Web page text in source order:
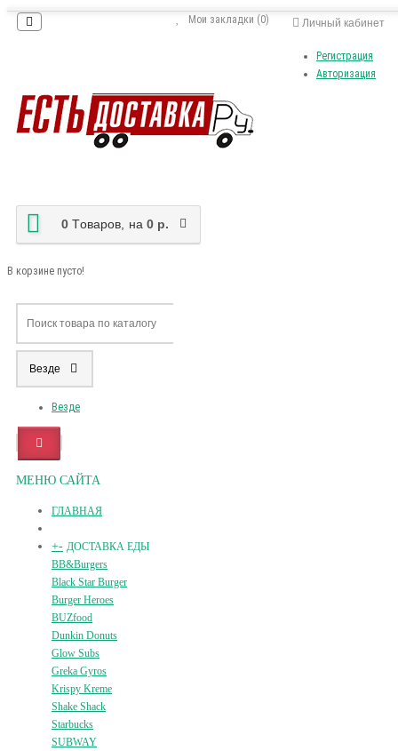
Личный кабинет
Регистрация
Авторизация
Мои закладки (0)
0 Tоваров, на 0 р.
В корзине пусто!
Везде
Везде
МЕНЮ САЙТА
ГЛАВНАЯ
+- ДОСТАВКА ЕДЫ
BB&Burgers
Black Star Burger
Burger Heroes
BUZfood
Dunkin Donuts
Glow Subs
Greka Gyros
Krispy Kreme
Shake Shack
Starbucks
SUBWAY